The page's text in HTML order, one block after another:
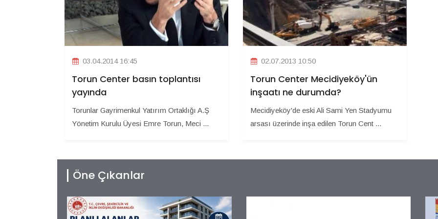
03.04.2014 16:45
Torun Center basın toplantısı
yayında
Torunlar Gayrimenkul Yatırım Ortaklığı A.Ş
Yönetim Kurulu Üyesi Emre Torun, Meci ...
02.07.2013 10:50
Torun Center Mecidiyeköy'ün
inşaatı ne durumda?
Mecidiyeköy'de eski Ali Sami Yen Stadyumu
arsası üzerinde inşa edilen Torun Cent ...
Öne Çıkanlar